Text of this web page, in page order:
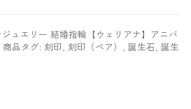
ュエリー 結婚指輪【ウェリアナ】アニバ
商品タグ: 刻印, 刻印（ペア） , 誕生石, 誕生